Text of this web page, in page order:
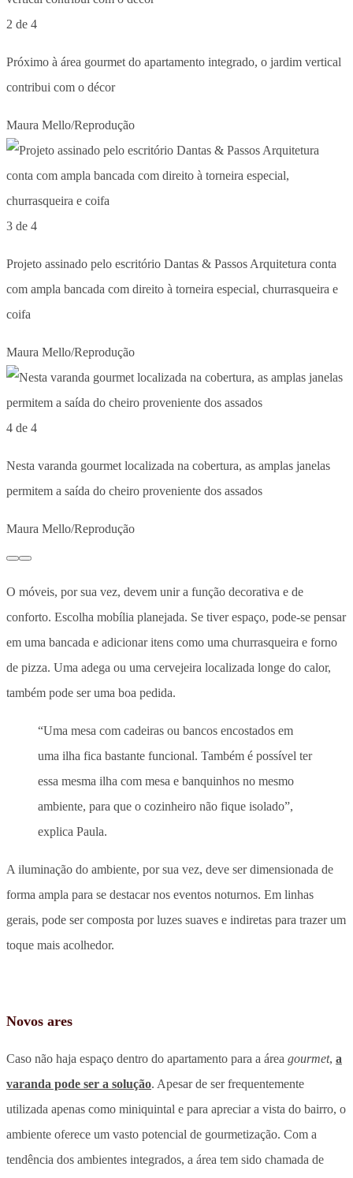
2 de 4
Próximo à área gourmet do apartamento integrado, o jardim vertical
contribui com o décor
Maura Mello/Reprodução
3 de 4
Projeto assinado pelo escritório Dantas & Passos Arquitetura conta
com ampla bancada com direito à torneira especial, churrasqueira e
coifa
Maura Mello/Reprodução
4 de 4
Nesta varanda gourmet localizada na cobertura, as amplas janelas
permitem a saída do cheiro proveniente dos assados
Maura Mello/Reprodução
O móveis, por sua vez, devem unir a função decorativa e de
conforto. Escolha mobília planejada. Se tiver espaço, pode-se pensar
em uma bancada e adicionar itens como uma churrasqueira e forno
de pizza. Uma adega ou uma cervejeira localizada longe do calor,
também pode ser uma boa pedida.
“Uma mesa com cadeiras ou bancos encostados em
uma ilha fica bastante funcional. Também é possível ter
essa mesma ilha com mesa e banquinhos no mesmo
ambiente, para que o cozinheiro não fique isolado”,
explica Paula.
A iluminação do ambiente, por sua vez, deve ser dimensionada de
forma ampla para se destacar nos eventos noturnos. Em linhas
gerais, pode ser composta por luzes suaves e indiretas para trazer um
toque mais acolhedor.
Novos ares
Caso não haja espaço dentro do apartamento para a área gourmet, a
varanda pode ser a solução. Apesar de ser frequentemente
utilizada apenas como miniquintal e para apreciar a vista do bairro, o
ambiente oferece um vasto potencial de gourmetização. Com a
tendência dos ambientes integrados, a área tem sido chamada de